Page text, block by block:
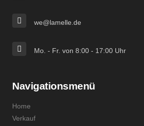
we@lamelle.de
Mo. - Fr. von 8:00 - 17:00 Uhr
Navigationsmenü
Home
Verkauf